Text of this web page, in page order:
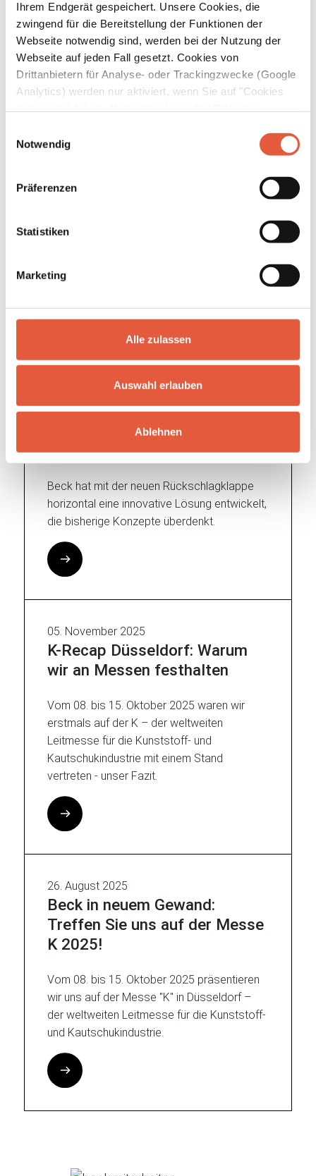
Ihrem Endgerät gespeichert. Unsere Cookies, die
zwingend für die Bereitstellung der Funktionen der
Webseite notwendig sind, werden bei der Nutzung der
Webseite auf jeden Fall gesetzt. Cookies von
Drittanbietern für Analyse- oder Trackingzwecke (Google
Analytics) werden nur aktiviert, wenn Sie auf "Cookies
erfahren Sie in unserer
Notwendig
Präferenzen
Statistiken
Marketing
Alle zulassen
Auswahl erlauben
Ablehnen
02. Februar 2026
Sattelstutzen in der
Lüftungstechnik:
Nachträgliche Abzweigungen
ohne Energieverlust
25 % weniger Druckverlust durch
funktioniert und warum das für Ihre Anlage
Innovation in der
Lüftungstechnik: Die neue
Beck Rückschlagklappe
horizontal
Beck hat mit der neuen Rückschlagklappe
horizontal eine innovative Lösung entwickelt,
die bisherige Konzepte überdenkt.
05. November 2025
K-Recap Düsseldorf: Warum
wir an Messen festhalten
Vom 08. bis 15. Oktober 2025 waren wir
erstmals auf der K – der weltweiten
Leitmesse für die Kunststoff- und
Kautschukindustrie mit einem Stand
vertreten - unser Fazit.
26. August 2025
Beck in neuem Gewand:
Treffen Sie uns auf der Messe
K 2025!
Vom 08. bis 15. Oktober 2025 präsentieren
wir uns auf der Messe "K" in Düsseldorf –
der weltweiten Leitmesse für die Kunststoff-
und Kautschukindustrie.